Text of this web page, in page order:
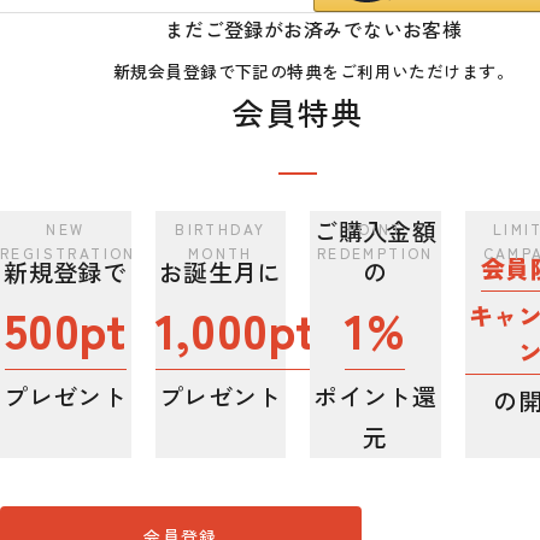
まだご登録がお済みでないお客様
新規会員登録で下記の特典をご利用いただけます。
会員特典
新規登録で
500pt
プレゼント
お誕生月に
1,000pt
プレゼント
ご購入金額
の
1%
ポイント還
元
会員
キャ
ン
の